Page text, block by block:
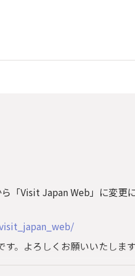
「Visit Japan Web」に変更
。よろしくお願いいたしま